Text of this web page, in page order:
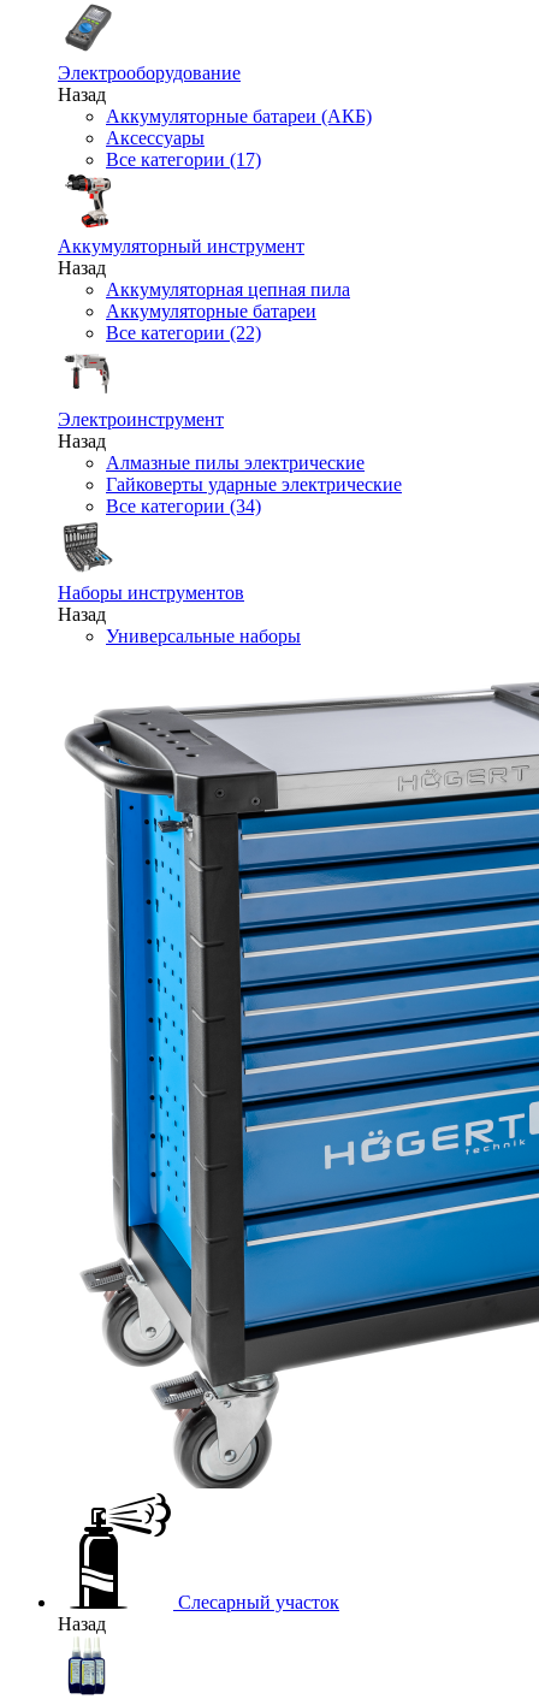
Электрооборудование
Назад
Аккумуляторные батареи (АКБ)
Аксессуары
Все категории (17)
Аккумуляторный инструмент
Назад
Аккумуляторная цепная пила
Аккумуляторные батареи
Все категории (22)
Электроинструмент
Назад
Алмазные пилы электрические
Гайковерты ударные электрические
Все категории (34)
Наборы инструментов
Назад
Универсальные наборы
Слесарный участок
Назад